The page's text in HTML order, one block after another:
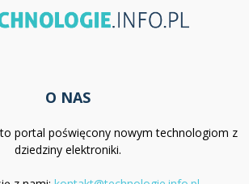
O NAS
portal poświęcony nowym technologiom z
dziedziny elektroniki.